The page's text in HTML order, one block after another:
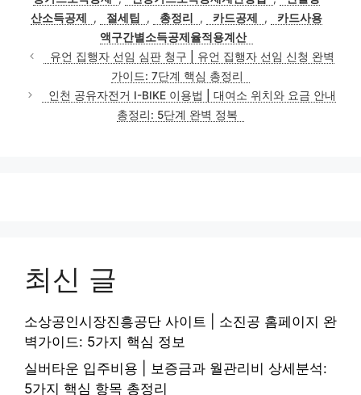
리
산소득공제
, 절세팁 , 총정리 , 카드공제 ,
카드사용
액구간별소득공제율적용계산
유언 집행자 선임 심판 청구 | 유언 집행자 선임 신청 완벽
가이드: 7단계 핵심 총정리
인천 공유자전거 I-BIKE 이용법 | 대여소 위치와 요금 안내
총정리: 5단계 완벽 정복
최신 글
소상공인시장진흥공단 사이트 | 소진공 홈페이지 완
벽가이드: 5가지 핵심 정보
실버타운 입주비용 | 보증금과 월관리비 상세분석:
5가지 핵심 항목 총정리